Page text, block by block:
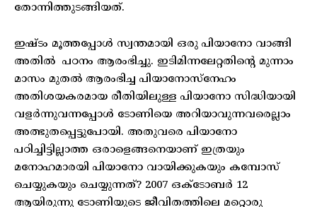
തോന്നിത്തുടങ്ങിയത്.
ഇഷ്ടം മൂത്തപ്പോൾ സ്വന്തമായി ഒരു പിയാനോ വാങ്ങി
അതിൽ പഠനം ആരംഭിച്ചു. ഇടിമിന്നലേറ്റതിന്റെ മുന്നാം
മാസം മുതൽ ആരംഭിച്ച പിയാനോസ്നേഹം
അതിശയകരമായ രീതിയിലുള്ള പിയാനോ സിദ്ധിയായി
വളർന്നുവന്നപ്പോൾ ടോണിയെ അറിയാവുന്നവരെല്ലാം
അത്ഭുതപ്പെട്ടുപോയി. അതുവരെ പിയാനോ
പഠിച്ചിട്ടില്ലാത്ത ഒരാളെങ്ങനെയാണ് ഇത്രയും
മനോഹമാരയി പിയാനോ വായിക്കുകയും കമ്പോസ്
ചെയ്യുകയും ചെയ്യുന്നത്? 2007 ഒക്ടോബർ 12
ആയിരുന്നു ടോണിയുടെ ജീവിതത്തിലെ മറ്റൊരു